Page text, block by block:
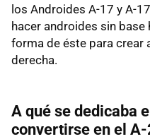
los Androides A-17 y A-
hacer androides sin base
forma de éste para crear
derecha.
A qué se dedicaba
convertirse en el